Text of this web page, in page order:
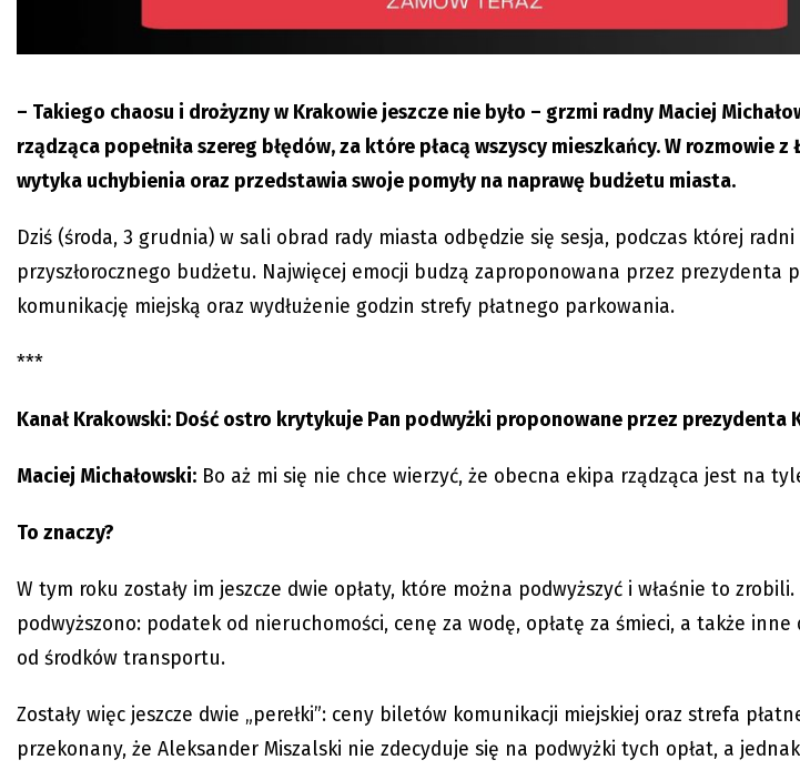
– Takiego chaosu i drożyzny w Krakowie jeszcze nie było – grzmi radny Maciej
rządząca popełniła szereg błędów, za które płacą wszyscy mieszkańcy. W rozmowie
wytyka uchybienia oraz przedstawia swoje pomyły na naprawę budżetu miasta.
Dziś (środa, 3 grudnia) w sali obrad rady miasta odbędzie się sesja, podczas której
przyszłorocznego budżetu. Najwięcej emocji budzą zaproponowana przez prezydenta
komunikację miejską oraz wydłużenie godzin strefy płatnego parkowania.
***
Kanał Krakowski: Dość ostro krytykuje Pan podwyżki proponowane przez prezydenta
Maciej Michałowski: Bo aż mi się nie chce wierzyć, że obecna ekipa rządząca jest na
To znaczy?
W tym roku zostały im jeszcze dwie opłaty, które można podwyższyć i właśnie to
podwyższono: podatek od nieruchomości, cenę za wodę, opłatę za śmieci, a także
od środków transportu.
Zostały więc jeszcze dwie „perełki”: ceny biletów komunikacji miejskiej oraz strefa
przekonany, że Aleksander Miszalski nie zdecyduje się na podwyżki tych opłat, a